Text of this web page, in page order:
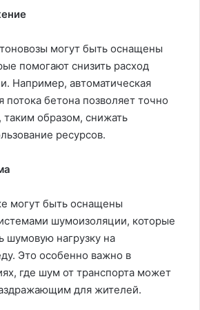
могут быть оснащены
помогают снизить расход
Например, автоматическая
потока бетона позволяет точно
таким образом, снижать
ресурсов.
могут быть оснащены
шумоизоляции, которые
шумовую нагрузку на
Это особенно важно в
где шум от транспорта может
для жителей.